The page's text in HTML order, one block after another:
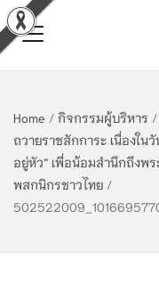
Home / กิจกรรมผู้บริหาร /
ถวายราชสักการะ เนื่องใน
อยู่หัว” เพื่อน้อมสำนึกถึงพ
พสกนิกรชาวไทย /